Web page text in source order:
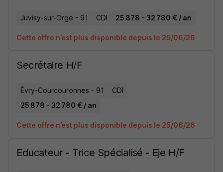
Juvisy-sur-Orge - 91 CDI 25 878 - 32 780 € / an
Cette offre n’est plus disponible depuis le 25/06/26
Secrétaire H/F
Évry-Courcouronnes - 91
CDI
25 878 - 32 780 € / an
Cette offre n’est plus disponible depuis le 25/06/26
Educateur - Trice Spécialisé - Eje H/F